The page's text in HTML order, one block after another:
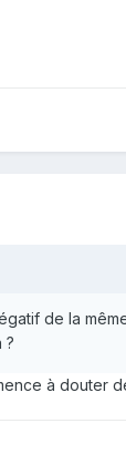
de la
?
à douter